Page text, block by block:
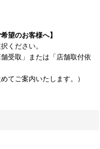
望のお客様へ】
ください。
受取」または「店舗取付依
てご案内いたします。）